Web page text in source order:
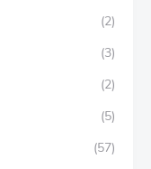
(2)
(3)
(2)
(5)
(57)